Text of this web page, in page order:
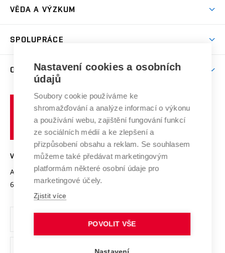
Sport na VUT
Dny otevřených dveří
Celoživotní vzdělávání
E-přihláška
Harmonogram akademického roku
Závěrečné práce
Doktorské studium
Zpracování osobních údajů studentů
Sociální bezpečí
Studium bez bariér
Podpora podnikání
VĚDA A VÝZKUM
Mezinárodní vědecká rada
Systém zajišťování kvality výzkumu
Výzkumné infrastruktury
Transfer znalostí
Open Science
Projekty
Projekty ze strukturálních fondů
Specifický výzkum
SPOLUPRÁCE
Zahraniční spolupráce
Spolupráce se školami
Služby univerzity
Mezinárodní dohody
Univerzitní sítě
O UNIVERZITĚ
Profil univerzity
Udržitelná univerzita
Podnikavá univerzita / ContriBUTe
Bezpečná univerzita
Vyznamenání
Organizační struktura
Ochrana osobních údajů
učení
technické
VYSOKÉ UČENÍ TECHNICKÉ V BRNĚ
Antonínská 548/1
602 00 Brno
www.vut.cz
vut@vutbr.cz
Nastavení cookies a osobních
údajů
Soubory cookie používáme ke
shromažďování a analýze informací o výkonu
a používání webu, zajištění fungování funkcí
ze sociálních médií a ke zlepšení a
přizpůsobení obsahu a reklam. Se souhlasem
můžeme také předávat marketingovým
platformám některé osobní údaje pro
marketingové účely.
Zjistit více
POVOLIT VŠE